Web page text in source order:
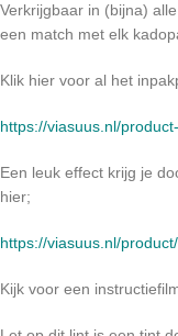
Verkrijgbaar in (bijna)
een match met elk
Klik hier voor al het
https://viasuus.nl/
Een leuk effect krijg je
hier;
https://viasuus.nl/
Kijk voor een